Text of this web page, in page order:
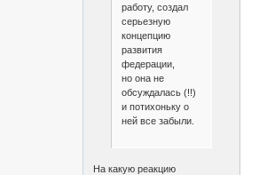
работу, создал
серьезную
концепцию
развития
федерации,
но она не
обсуждалась (!!)
и потихоньку о
ней все забыли.
На какую реакцию